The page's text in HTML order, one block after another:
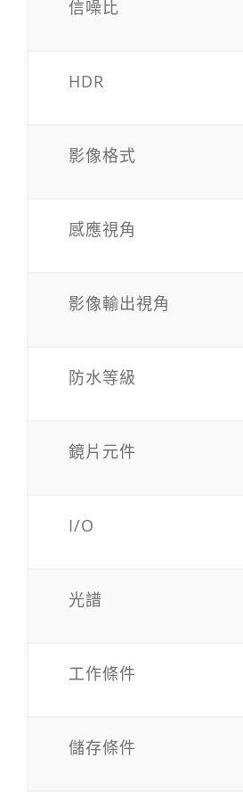
信噪比
HDR
影像格式
感應視角
影像輸出視角
防水等級
鏡片元件
I/O
光譜
工作條件
儲存條件